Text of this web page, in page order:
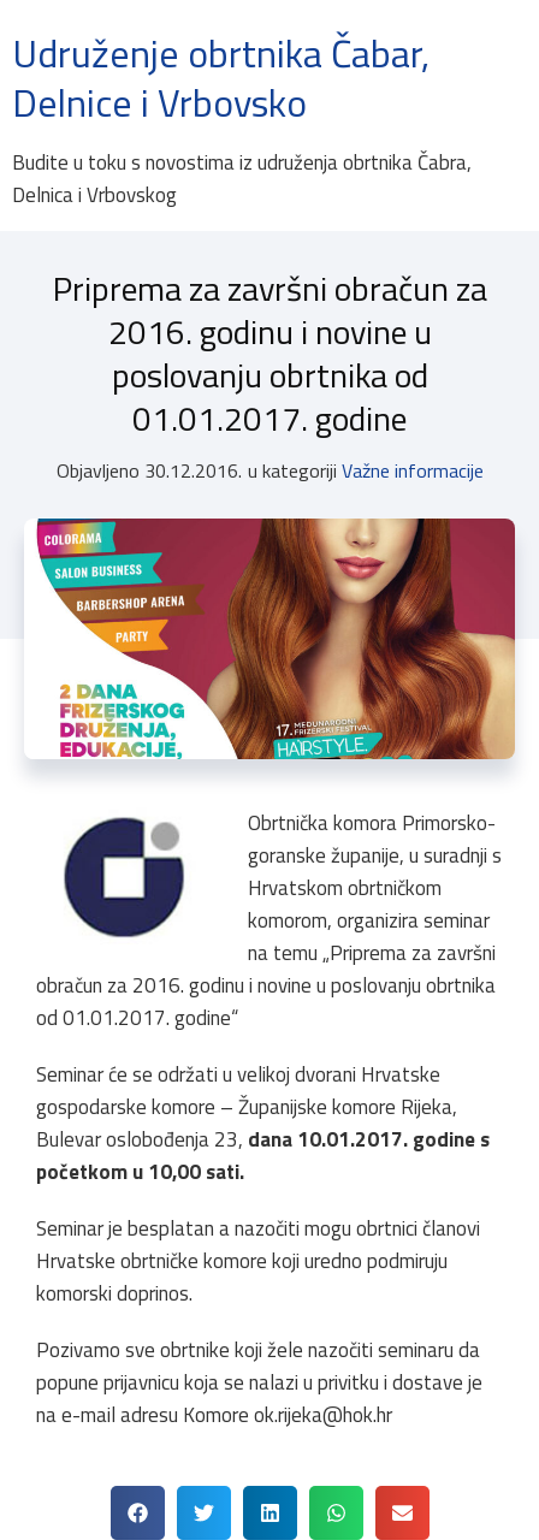
Udruženje obrtnika Čabar,
Delnice i Vrbovsko
Budite u toku s novostima iz udruženja obrtnika Čabra,
Delnica i Vrbovskog
Priprema za završni obračun za
2016. godinu i novine u
poslovanju obrtnika od
01.01.2017. godine
Objavljeno 30.12.2016. u kategoriji Važne informacije
Obrtnička komora Primorsko-
goranske županije, u suradnji s
Hrvatskom obrtničkom
komorom, organizira seminar
na temu „Priprema za završni
obračun za 2016. godinu i novine u poslovanju obrtnika
od 01.01.2017. godine“
Seminar će se održati u velikoj dvorani Hrvatske
gospodarske komore – Županijske komore Rijeka,
Bulevar oslobođenja 23, dana 10.01.2017. godine s
početkom u 10,00 sati.
Seminar je besplatan a nazočiti mogu obrtnici članovi
Hrvatske obrtničke komore koji uredno podmiruju
komorski doprinos.
Pozivamo sve obrtnike koji žele nazočiti seminaru da
popune prijavnicu koja se nalazi u privitku i dostave je
na e-mail adresu Komoreok.rijeka@hok.hr